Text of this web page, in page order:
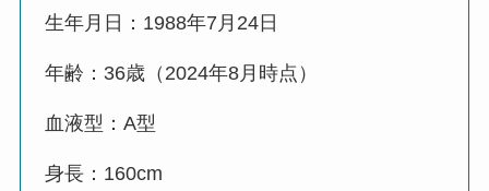
生年月日：1988年7月24日
年齢：36歳（2024年8月時点）
血液型：A型
身長：160cm